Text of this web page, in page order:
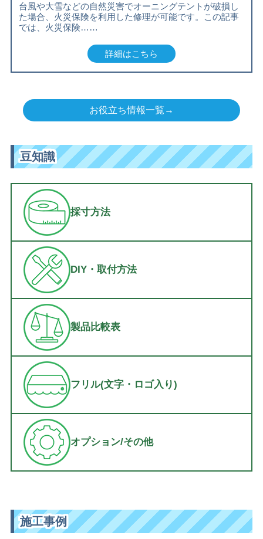
台風や大雪などの自然災害でオーニングテントが破損し
た場合、火災保険を利用した修理が可能です。この記事
では、火災保険……
詳細はこちら
お役立ち情報一覧→
豆知識
採寸方法
DIY・取付方法
製品比較表
フリル(文字・ロゴ入り)
オプション/その他
施工事例